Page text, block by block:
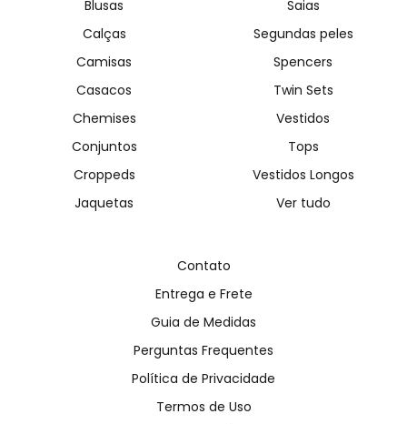
Blusas
Calças
Camisas
Casacos
Chemises
Conjuntos
Croppeds
Jaquetas
Saias
Segundas peles
Spencers
Twin Sets
Vestidos
Tops
Vestidos Longos
Ver tudo
Contato
Entrega e Frete
Guia de Medidas
Perguntas Frequentes
Política de Privacidade
Termos de Uso